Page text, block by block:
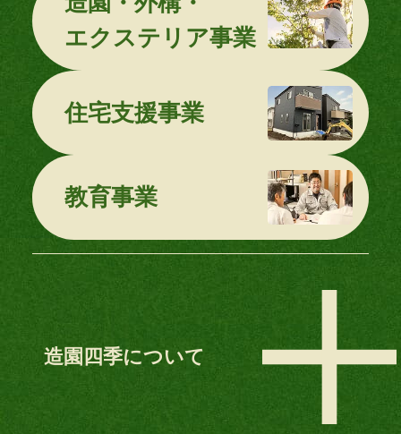
エクステリア事業
住宅支援事業
教育事業
造園四季について